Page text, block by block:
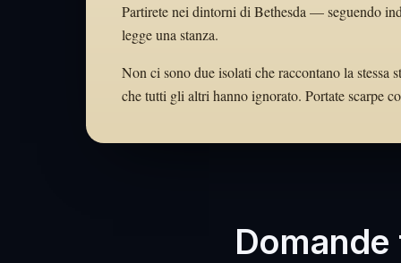
Partirete nei dintorni di Bethesda — seguendo
legge una stanza.
Non ci sono due isolati che raccontano la
che tutti gli altri hanno ignorato. Portate scarpe